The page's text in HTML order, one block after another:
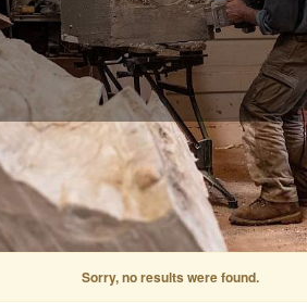
Sorry, no results were found.